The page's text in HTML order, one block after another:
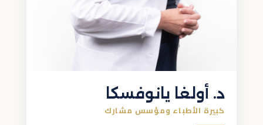
د. أولغا يانوفسكا
كبيرة الأطباء ومؤسس مشارك